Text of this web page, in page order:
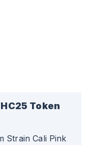
Token
Strain Cali Pink